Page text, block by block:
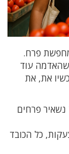
פרח.
שהאדמה עוד
את, את
נשאיר פרחים
כל הכובד